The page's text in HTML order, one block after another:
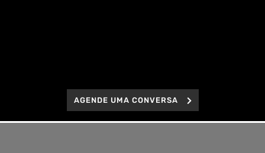
AGENDE UMA CONVERSA